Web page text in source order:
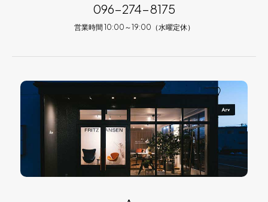
096-274-8175
営業時間 10:00～19:00（水曜定休）